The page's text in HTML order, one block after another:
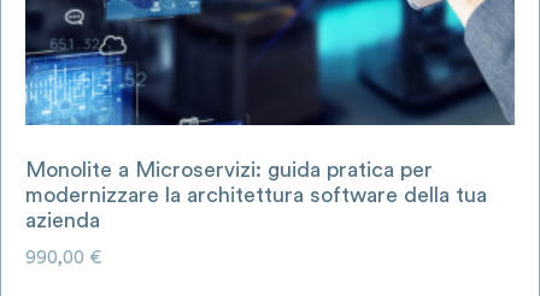
Monolite a Microservizi: guida pratica per
modernizzare la architettura software della tua
azienda
990,00 €